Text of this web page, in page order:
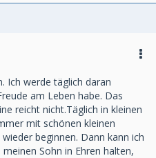
Ich werde täglich daran
am Leben habe. Das
reicht nicht.Täglich in kleinen
mit schönen kleinen
beginnen. Dann kann ich
Sohn in Ehren halten,